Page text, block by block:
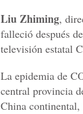
Liu Zhiming,
falleció después
televisión estatal
La epidemia de
central provincia
China continental,